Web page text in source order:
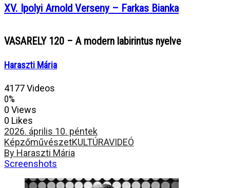
XV. Ipolyi Arnold Verseny – Farkas Bianka
VASARELY 120 – A modern labirintus nyelve
Haraszti Mária
4177 Videos
0%
0 Views
0 Likes
2026. április 10. péntek
KépzőművészetKULTÚRAVIDEÓ
By Haraszti Mária
Screenshots